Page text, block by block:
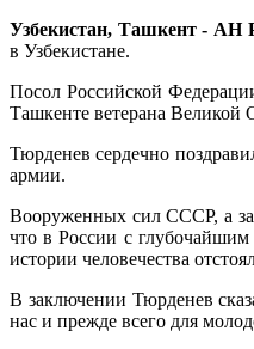
Узбекистан, Ташкент - АН
в Узбекистане.
Посол Российской
Ташкенте ветерана Великой
Тюрденев сердечно
армии.
Вооруженных сил СССР, а
что в России с
истории человечества
В заключении Тюрденев
нас и прежде всего для